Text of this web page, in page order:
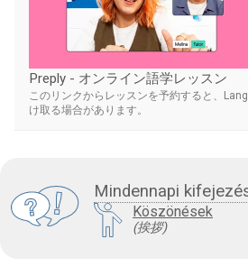
Mindennapi
Köszönések
(挨拶)
Preply - オンライン語学レッスン
このリンクからレッスンを予約すると、
け取る場合があります。